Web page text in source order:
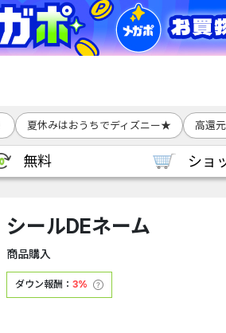
夏休みはおうちでディズニー★ 高還
無料 ショ
シールDEネーム
商品購入
ダウン報酬： 3%